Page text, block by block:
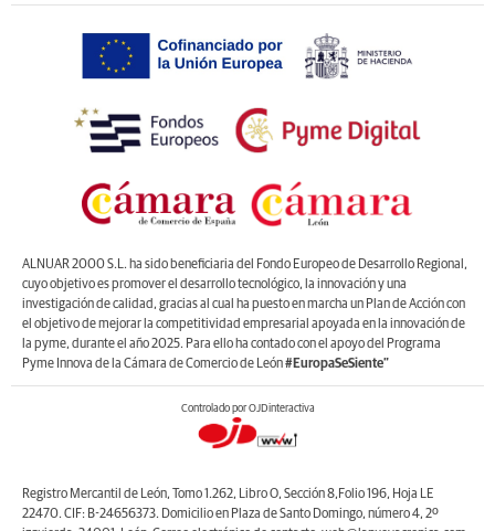
ALNUAR 2000 S.L. ha sido beneficiaria del Fondo Europeo de Desarrollo Regional,
cuyo objetivo es promover el desarrollo tecnológico, la innovación y una
investigación de calidad, gracias al cual ha puesto en marcha un Plan de Acción con
el objetivo de mejorar la competitividad empresarial apoyada en la innovación de
la pyme, durante el año 2025. Para ello ha contado con el apoyo del Programa
Pyme Innova de la Cámara de Comercio de León#EuropaSeSiente”
Controlado por OJDinteractiva
Registro Mercantil de León, Tomo 1.262, Libro O, Sección 8,Folio 196, Hoja LE
22470. CIF: B-24656373. Domicilio en Plaza de Santo Domingo, número 4, 2º